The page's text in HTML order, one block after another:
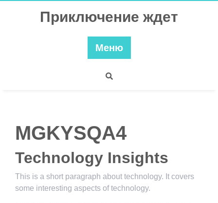
Приключение ждет
Меню
MGKYSQA4
Technology Insights
This is a short paragraph about technology. It covers
some interesting aspects of technology.